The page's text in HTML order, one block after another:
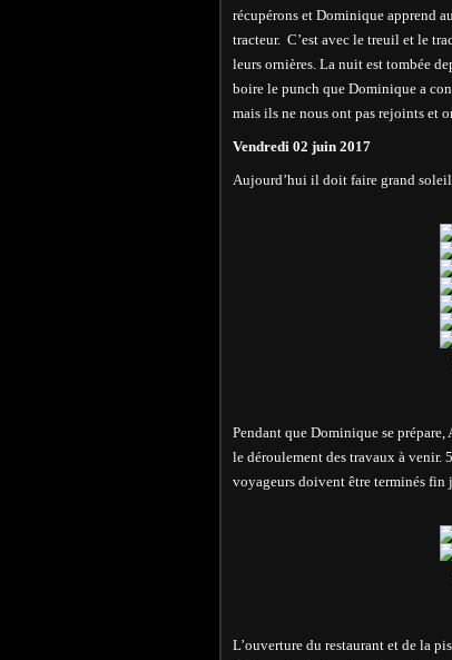
récupérons et Dominique apprend
tracteur. C’est avec le treuil et le
leurs ornières. La nuit est tombée
boire le punch que Dominique a
mais ils ne nous ont pas rejoints et
Vendredi 02 juin 2017
Aujourd’hui il doit faire grand
Pendant que Dominique se
le déroulement des travaux à venir.
voyageurs doivent être terminés fin
L’ouverture du restaurant et de la